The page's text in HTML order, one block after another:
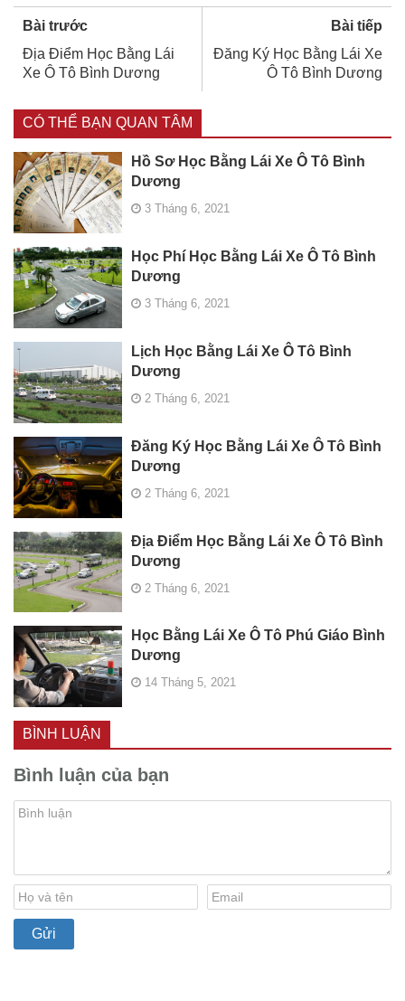
Bài trước
Địa Điểm Học Bằng Lái
Xe Ô Tô Bình Dương
Bài tiếp
Đăng Ký Học Bằng Lái Xe
Ô Tô Bình Dương
CÓ THỂ BẠN QUAN TÂM
Hồ Sơ Học Bằng Lái Xe Ô Tô Bình
Dương
3 Tháng 6, 2021
Học Phí Học Bằng Lái Xe Ô Tô Bình
Dương
3 Tháng 6, 2021
Lịch Học Bằng Lái Xe Ô Tô Bình
Dương
2 Tháng 6, 2021
Đăng Ký Học Bằng Lái Xe Ô Tô Bình
Dương
2 Tháng 6, 2021
Địa Điểm Học Bằng Lái Xe Ô Tô Bình
Dương
2 Tháng 6, 2021
Học Bằng Lái Xe Ô Tô Phú Giáo Bình
Dương
14 Tháng 5, 2021
BÌNH LUẬN
Bình luận của bạn